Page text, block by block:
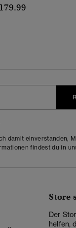
damit einverstanden,
findest du in
Store
Der
helfen,